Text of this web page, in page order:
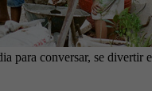
para conversar, se divertir